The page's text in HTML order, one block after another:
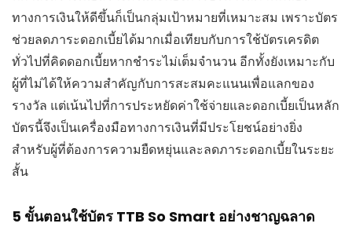
ทางการเงินให้ดีขึ้นก็เป็นกลุ่มเป้าหมายที่เหมาะสม เพราะบัตร
ช่วยลดภาระดอกเบี้ยได้มากเมื่อเทียบกับการใช้บัตรเครดิต
ทั่วไปที่คิดดอกเบี้ยหากชำระไม่เต็มจำนวน อีกทั้งยังเหมาะกับ
ผู้ที่ไม่ได้ให้ความสำคัญกับการสะสมคะแนนเพื่อแลกของ
รางวัล แต่เน้นไปที่การประหยัดค่าใช้จ่ายและดอกเบี้ยเป็นหลัก
บัตรนี้จึงเป็นเครื่องมือทางการเงินที่มีประโยชน์อย่างยิ่ง
สำหรับผู้ที่ต้องการความยืดหยุ่นและลดภาระดอกเบี้ยในระยะ
สั้น
5 ขั้นตอนใช้บัตร TTB So Smart อย่างชาญฉลาด